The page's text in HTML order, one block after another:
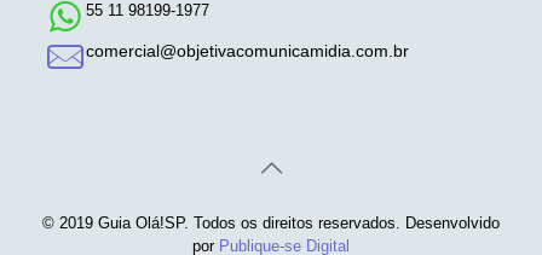
55 11 98199-1977
comercial@objetivacomunicamidia.com.br
© 2019 Guia Olá!SP. Todos os direitos reservados. Desenvolvido
por Publique-se Digital